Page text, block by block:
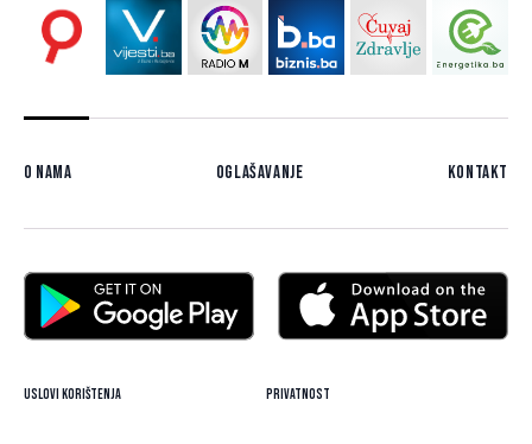
O nama Oglašavanje Kontakt
Uslovi korištenja Privatnost